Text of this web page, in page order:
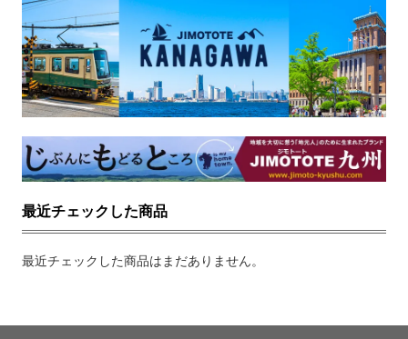
最近チェックした商品
最近チェックした商品はまだありません。